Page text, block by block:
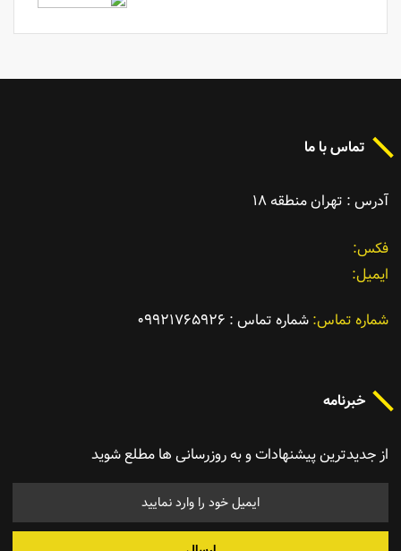
تماس با ما
آدرس : تهران منطقه ١٨
فکس
ایمیل
شماره تماس شماره تماس : ٠٩٩٢١٧٦٥٩٢٦
خبرنامه
از جدیدترین پیشنهادات و به روزرسانی ها مطلع شوید